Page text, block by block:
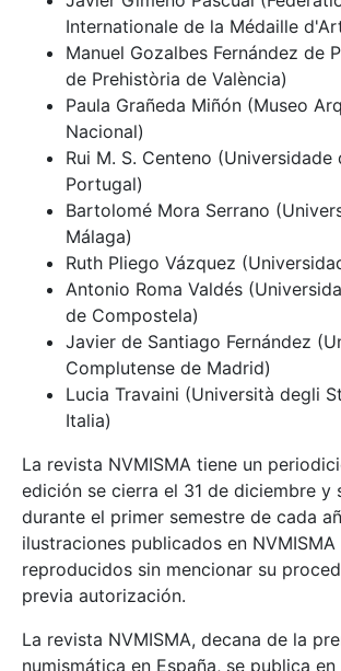
Internationale de la Médaille
Manuel Gozalbes Fernández de
de Prehistòria de València)
Paula Grañeda Miñón (Museo
Nacional)
Rui M. S. Centeno (Universidade
Portugal)
Bartolomé Mora Serrano
Málaga)
Ruth Pliego Vázquez
Antonio Roma Valdés
de Compostela)
Javier de Santiago Fernández
Complutense de Madrid)
Lucia Travaini (Università degli
Italia)
La revista NVMISMA tiene un
edición se cierra el 31 de diciembre y
durante el primer semestre de cada
ilustraciones publicados en
reproducidos sin mencionar su
previa autorización.
La revista NVMISMA, decana de la
numismática en España, se publica